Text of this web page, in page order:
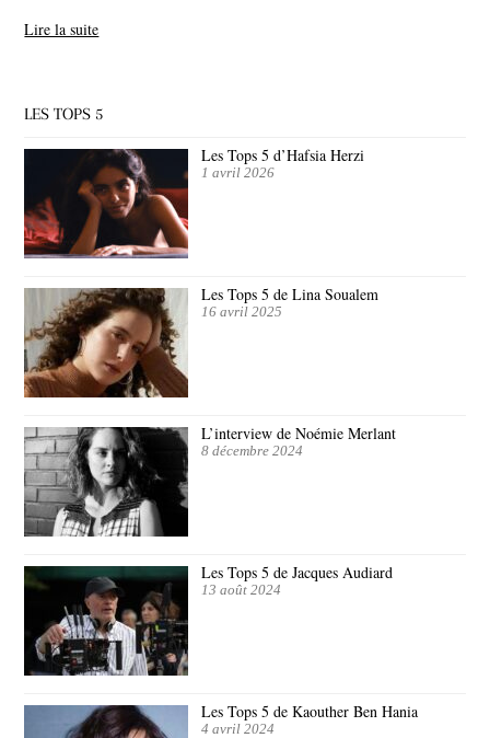
Lire la suite
LES TOPS 5
Les Tops 5 d’Hafsia Herzi
1 avril 2026
Les Tops 5 de Lina Soualem
16 avril 2025
L’interview de Noémie Merlant
8 décembre 2024
Les Tops 5 de Jacques Audiard
13 août 2024
Les Tops 5 de Kaouther Ben Hania
4 avril 2024